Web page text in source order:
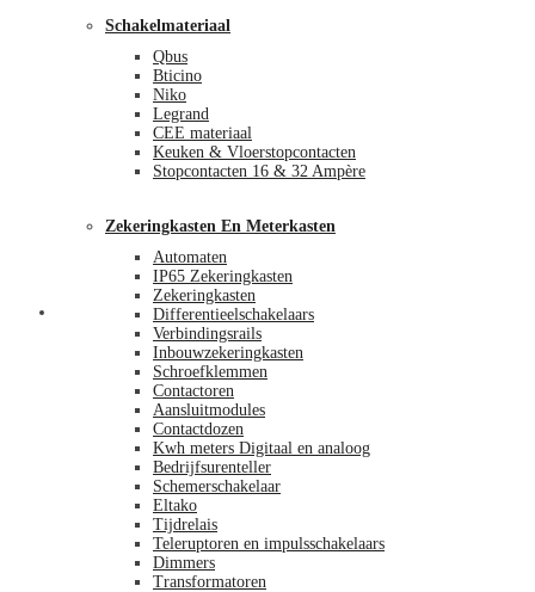
Schakelmateriaal
Qbus
Bticino
Niko
Legrand
CEE materiaal
Keuken & Vloerstopcontacten
Stopcontacten 16 & 32 Ampère
Zekeringkasten En Meterkasten
Automaten
IP65 Zekeringkasten
Zekeringkasten
Differentieelschakelaars
Verbindingsrails
Inbouwzekeringkasten
Schroefklemmen
Contactoren
Aansluitmodules
Contactdozen
Kwh meters Digitaal en analoog
Bedrijfsurenteller
Schemerschakelaar
Eltako
Tijdrelais
Teleruptoren en impulsschakelaars
Dimmers
Transformatoren